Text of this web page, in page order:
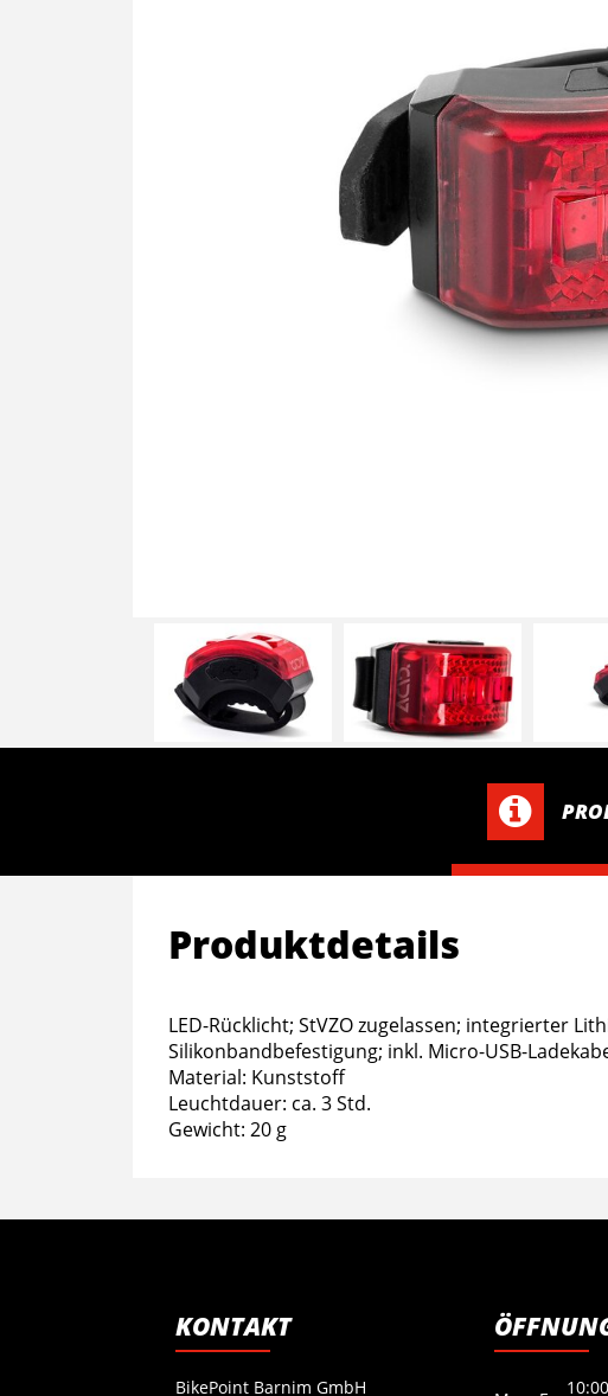
Produktdetails
LED-Rücklicht; StVZO zugelassen; integrierter
Silikonbandbefestigung; inkl. Micro-USB-
Material: Kunststoff
Leuchtdauer: ca. 3 Std.
Gewicht: 20 g
KONTAKT
BikePoint Barnim GmbH